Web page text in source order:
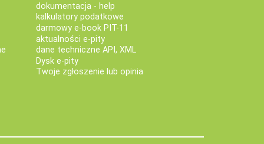
dokumentacja - help
kalkulatory podatkowe
darmowy e-book PIT-11
aktualności e-pity
dane techniczne API, XML
Dysk e-pity
Twoje zgłoszenie lub opinia